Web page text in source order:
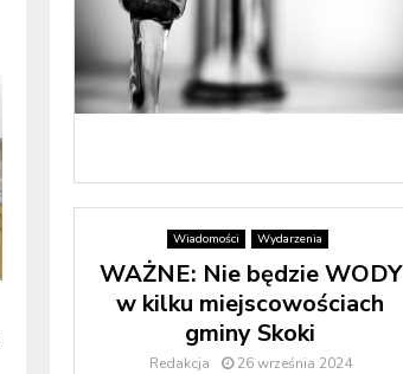
Wiadomości Wydarzenia
WAŻNE: Nie będzie WODY
w kilku miejscowościach
gminy Skoki
Redakcja 26 września 2024